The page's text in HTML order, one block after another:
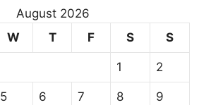
August 2026
W T F S S
1 2
5 6 7 8 9